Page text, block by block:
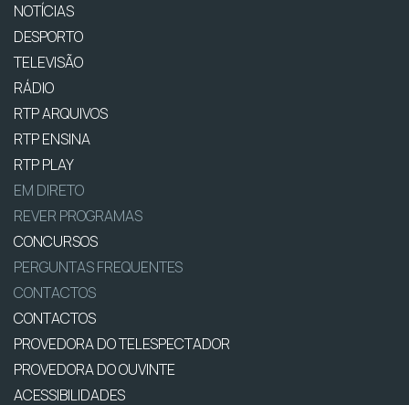
NOTÍCIAS
DESPORTO
TELEVISÃO
RÁDIO
RTP ARQUIVOS
RTP ENSINA
RTP PLAY
EM DIRETO
REVER PROGRAMAS
CONCURSOS
PERGUNTAS FREQUENTES
CONTACTOS
CONTACTOS
PROVEDORA DO TELESPECTADOR
PROVEDORA DO OUVINTE
ACESSIBILIDADES